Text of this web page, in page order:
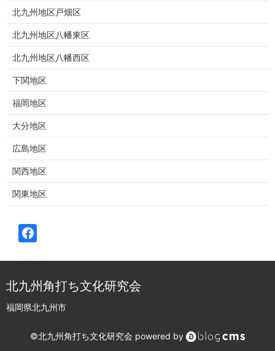
北九州地区戸畑区
北九州地区八幡東区
北九州地区八幡西区
下関地区
福岡地区
大分地区
広島地区
関西地区
関東地区
北九州角打ち文化研究会
福岡県北九州市
©︎北九州角打ち文化研究会 powered by